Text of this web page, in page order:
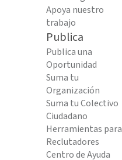
Apoya nuestro
trabajo
Publica
Publica una
Oportunidad
Suma tu
Organización
Suma tu Colectivo
Ciudadano
Herramientas para
Reclutadores
Centro de Ayuda